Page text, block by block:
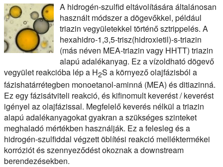
A hidrogén-szulfid eltávolítására általánosan
használt módszer a dögevőkkel, például
triazin vegyületekkel történő sztrippelés. A
hexahidro-1,3,5-trisz(hidroxietil)-s-triazin
(más néven MEA-triazin vagy HHTT) triazin
alapú adalékanyag. Ez a vízoldható dögevő
vegyület reakcióba lép a H2S a környező olajfázisból a
fázishatárrétegben monoetanol-aminná (MEA) és ditiazinná.
Ez egy fázisátviteli reakció, és kifinomult keverést / keverést
igényel az olajfázissal. Megfelelő keverés nélkül a triazin
alapú adalékanyagokat gyakran a szükséges szinteket
meghaladó mértékben használják. Ez a felesleg és a
hidrogén-szulfiddal végzett öblítési reakció melléktermékei
korróziót és szennyeződést okoznak a downstream
berendezésekben.